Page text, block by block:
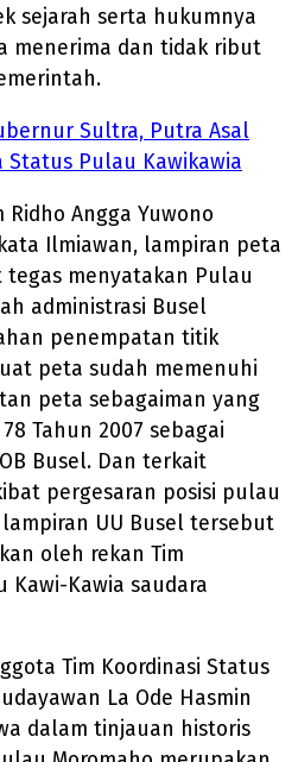
sejarah serta hukumnya
menerima dan tidak ribut
Sultra, Putra Asal
Status Pulau Kawikawia
Angga Yuwono
Ilmiawan, lampiran peta
tegas menyatakan Pulau
administrasi Busel
penempatan titik
peta sudah memenuhi
peta sebagaiman yang
Tahun 2007 sebagai
Busel. Dan terkait
pergesaran posisi pulau
UU Busel tersebut
oleh rekan Tim
Kawi-Kawia saudara
Tim Koordinasi Status
La Ode Hasmin
dalam tinjauan historis